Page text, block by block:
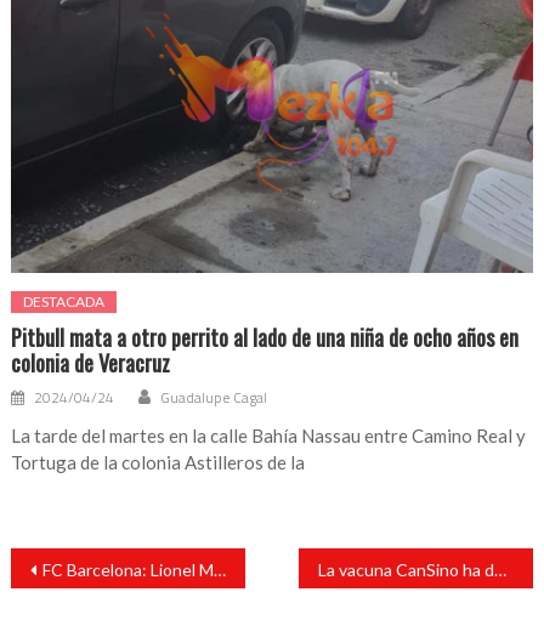
DESTACADA
Pitbull mata a otro perrito al lado de una niña de ocho años en
colonia de Veracruz
2024/04/24 Guadalupe Cagal
La tarde del martes en la calle Bahía Nassau entre Camino Real y
Tortuga de la colonia Astilleros de la
Navegación
entradas
FC Barcelona: Lionel Messi y una renovación que obliga a rebajar 200 millones La vacuna CanSino ha demostrado su eficiencia: Cuitláhuac García